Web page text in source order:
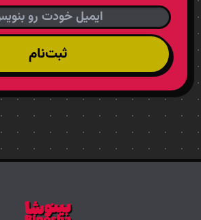
ثبت‌نام